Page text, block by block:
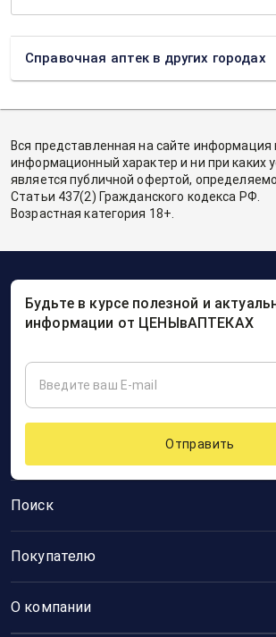
Справочная аптек в других городах
Вся представленная на сайте информация
информационный характер и ни при каких
является публичной офертой,
Статьи 437(2) Гражданского кодекса РФ.
Возрастная категория 18+.
Поиск
Покупателю
О компании
Будьте в курсе полезной и
информации от ЦЕНЫвАПТЕКАХ
Отправить